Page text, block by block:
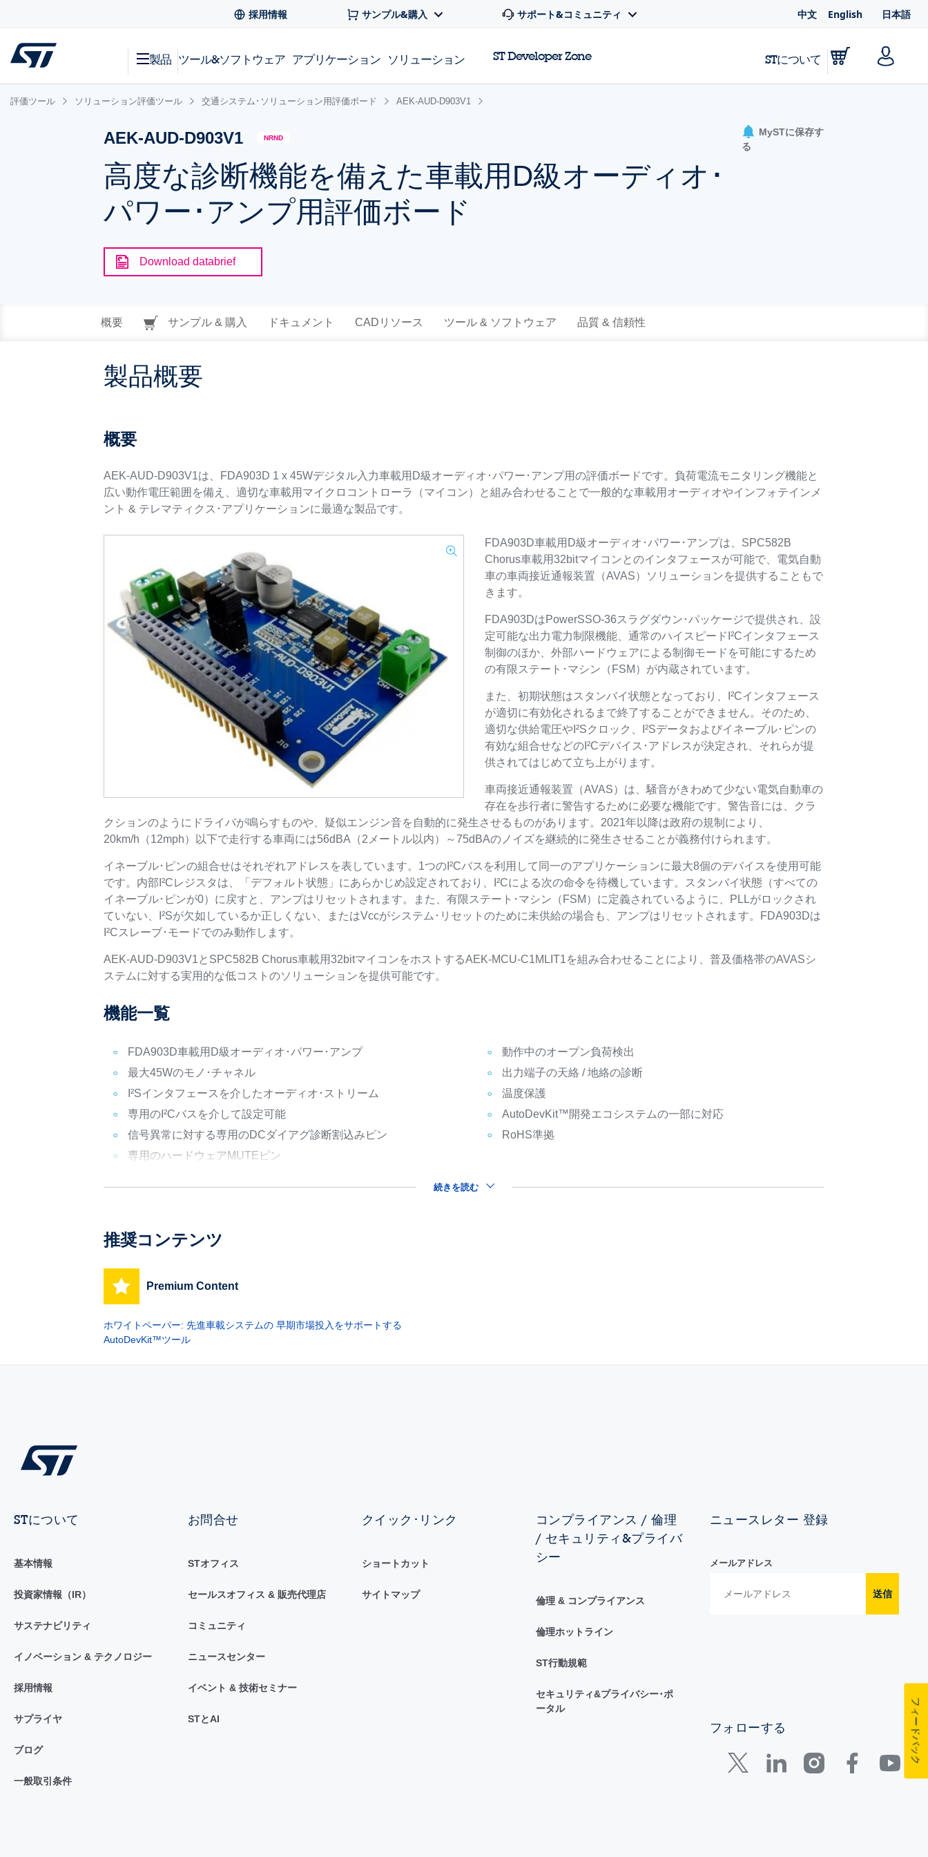
採用情報 サンプル&購入 サポート&コミュニティ 中文 English 日本語
製品 ツール&ソフトウェア アプリケーション ソリューション ST Developer Zone STについて
評価ツール ソリューション評価ツール 交通システム･ソリューション用評価ボード AEK-AUD-D903V1
AEK-AUD-D903V1 NRND
高度な診断機能を備えた車載用D級オーディオ･
パワー･アンプ用評価ボード
MySTに保存す
る
Download databrief
概要 サンプル & 購入 ドキュメント CADリソース ツール & ソフトウェア 品質 & 信頼性
製品概要
概要
AEK-AUD-D903V1は、FDA903D 1 x 45Wデジタル入力車載用D級オーディオ･パワー･アンプ用の評価ボードです。負荷電流モニタリング機能と
広い動作電圧範囲を備え、適切な車載用マイクロコントローラ（マイコン）と組み合わせることで一般的な車載用オーディオやインフォテインメ
ント & テレマティクス･アプリケーションに最適な製品です。
FDA903D車載用D級オーディオ･パワー･アンプは、SPC582B
Chorus車載用32bitマイコンとのインタフェースが可能で、電気自動
車の車両接近通報装置（AVAS）ソリューションを提供することもで
きます。
FDA903DはPowerSSO-36スラグダウン･パッケージで提供され、設
定可能な出力電力制限機能、通常のハイスピードI²Cインタフェース
制御のほか、外部ハードウェアによる制御モードを可能にするため
の有限ステート･マシン（FSM）が内蔵されています。
また、初期状態はスタンバイ状態となっており、I²Cインタフェース
が適切に有効化されるまで終了することができません。そのため、
適切な供給電圧やI²Sクロック、I²Sデータおよびイネーブル･ピンの
有効な組合せなどのI²Cデバイス･アドレスが決定され、それらが提
供されてはじめて立ち上がります。
車両接近通報装置（AVAS）は、騒音がきわめて少ない電気自動車の
存在を歩行者に警告するために必要な機能です。警告音には、クラ
クションのようにドライバが鳴らすものや、疑似エンジン音を自動的に発生させるものがあります。2021年以降は政府の規制により、
20km/h（12mph）以下で走行する車両には56dBA（2メートル以内）～75dBAのノイズを継続的に発生させることが義務付けられます。
イネーブル･ピンの組合せはそれぞれアドレスを表しています。1つのI²Cバスを利用して同一のアプリケーションに最大8個のデバイスを使用可能
です。内部I²Cレジスタは、「デフォルト状態」にあらかじめ設定されており、I²Cによる次の命令を待機しています。スタンバイ状態（すべての
イネーブル･ピンが0）に戻すと、アンプはリセットされます。また、有限ステート･マシン（FSM）に定義されているように、PLLがロックされ
ていない、I²Sが欠如しているか正しくない、またはVccがシステム･リセットのために未供給の場合も、アンプはリセットされます。FDA903Dは
I²Cスレーブ･モードでのみ動作します。
AEK-AUD-D903V1とSPC582B Chorus車載用32bitマイコンをホストするAEK-MCU-C1MLIT1を組み合わせることにより、普及価格帯のAVASシ
ステムに対する実用的な低コストのソリューションを提供可能です。
機能一覧
FDA903D車載用D級オーディオ･パワー･アンプ
最大45Wのモノ･チャネル
I²Sインタフェースを介したオーディオ･ストリーム
専用のI²Cバスを介して設定可能
信号異常に対する専用のDCダイアグ診断割込みピン
専用のハードウェアMUTEピン
動作中のオープン負荷検出
出力端子の天絡 / 地絡の診断
温度保護
AutoDevKit™開発エコシステムの一部に対応
RoHS準拠
続きを読む
推奨コンテンツ
Premium Content
ホワイトペーパー: 先進車載システムの 早期市場投入をサポートする
AutoDevKit™ツール
STについて
基本情報
投資家情報（IR）
サステナビリティ
イノベーション & テクノロジー
採用情報
サプライヤ
ブログ
一般取引条件
お問合せ
STオフィス
セールスオフィス & 販売代理店
コミュニティ
ニュースセンター
イベント & 技術セミナー
STとAI
クイック･リンク
ショートカット
サイトマップ
コンプライアンス / 倫理
/ セキュリティ&プライバ
シー
倫理 & コンプライアンス
倫理ホットライン
ST行動規範
セキュリティ&プライバシー･ポ
ータル
ニュースレター 登録
メールアドレス
送信
フォローする フィードバック